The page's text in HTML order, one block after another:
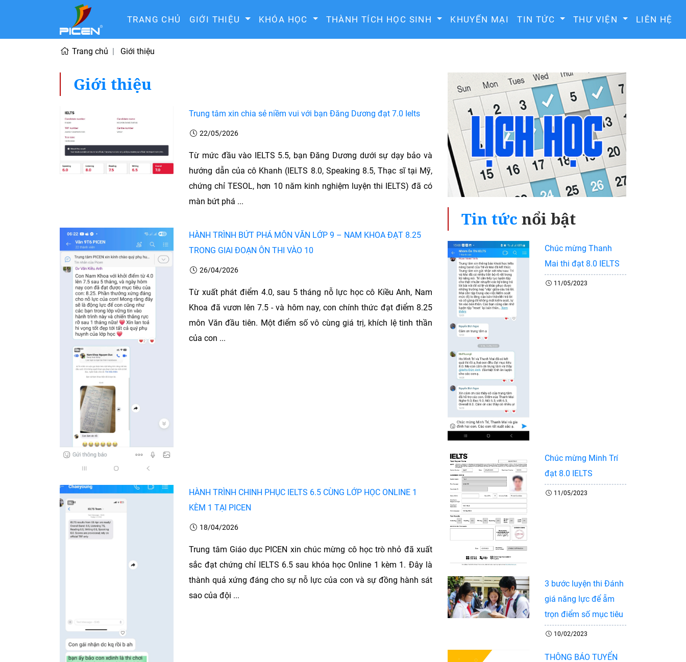
TRANG CHỦ GIỚI THIỆU KHÓA HỌC THÀNH TÍCH HỌC SINH KHUYẾN MẠI TIN TỨC THƯ VIỆN LIÊN HỆ
Trang chủ Giới thiệu
Giới thiệu
Trung tâm xin chia sẻ niềm vui với bạn Đăng Dương đạt 7.0 Ielts
22/05/2026
Từ mức đầu vào IELTS 5.5, bạn Đăng Dương dưới sự dạy bảo và
hướng dẫn của cô Khanh (IELTS 8.0, Speaking 8.5, Thạc sĩ tại Mỹ,
chứng chỉ TESOL, hơn 10 năm kinh nghiệm luyện thi IELTS) đã có
màn bứt phá ...
HÀNH TRÌNH BỨT PHÁ MÔN VĂN LỚP 9 – NAM KHOA ĐẠT 8.25
TRONG GIAI ĐOẠN ÔN THI VÀO 10
26/04/2026
Từ xuất phát điểm 4.0, sau 5 tháng nỗ lực học cô Kiều Anh, Nam
Khoa đã vươn lên 7.5 - và hôm nay, con chính thức đạt điểm 8.25
môn Văn đầu tiên. Một điểm số vô cùng giá trị, khích lệ tinh thần
của con ...
HÀNH TRÌNH CHINH PHỤC IELTS 6.5 CÙNG LỚP HỌC ONLINE 1
KÈM 1 TẠI PICEN
18/04/2026
Trung tâm Giáo dục PICEN xin chúc mừng cô học trò nhỏ đã xuất
sắc đạt chứng chỉ IELTS 6.5 sau khóa học Online 1 kèm 1. Đây là
thành quả xứng đáng cho sự nỗ lực của con và sự đồng hành sát
sao của đội ...
Tin tức nổi bật
Chúc mừng Thanh
Mai thi đạt 8.0 IELTS
11/05/2023
Chúc mừng Minh Trí
đạt 8.0 IELTS
11/05/2023
3 bước luyện thi Đánh
giá năng lực để ẵm
trọn điểm số mục tiêu
10/02/2023
THÔNG BÁO TUYỂN